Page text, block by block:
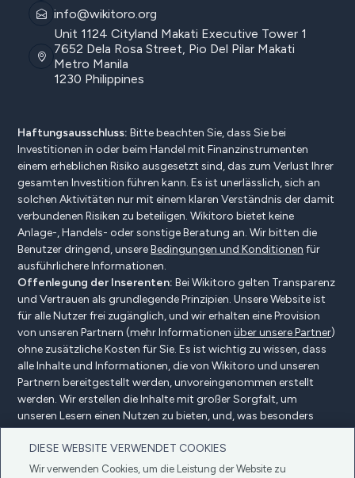
DIESE WEBSITE VERWENDET COOKIES
Wir verwenden Cookies, um die Leistung der Website zu
info@wikitoro.org
Unit 1124 Cityland Makati Executive Tower 1
7652 Dela Rosa Street, Pio Del Pilar Makati
Metro Manila
1230 Philippines
Haftungsausschluss: Bitte beachten Sie, dass Sie bei
Investitionen in oder beim Handel mit Finanzinstrumenten
einem erheblichen Risiko ausgesetzt sind, das zum Verlust Ihrer
gesamten Investition führen kann. Es ist unerlässlich, sich an
solchen Aktivitäten nur mit einem klaren Verständnis der damit
verbundenen Risiken zu beteiligen. Wikitoro bietet keine
Anlage-, Handels- oder sonstige Beratung an. Wir bitten die
Benutzer dringend, unsereBedingungen und Konditionen für
ausführlichere Informationen.
Offenlegung der Inserenten: Bei Wikitoro gelten Transparenz
und Vertrauen als grundlegende Prinzipien. Unsere Website ist
für alle Nutzer frei zugänglich, und wir erhalten eine Provision
von unseren Partnern (mehr Informationen über unsere Partner)
ohne zusätzliche Kosten für Sie. Es ist wichtig zu wissen, dass
alle Inhalte und Informationen, die von Wikitoro und unseren
Partnern bereitgestellt werden, unvoreingenommen erstellt
werden. Wir erstellen die Inhalte mit großer Sorgfalt, um
unseren Lesern einen Nutzen zu bieten, und, was besonders
wichtig ist, sie werden nicht durch Vergütungsvereinbarungen
mit unseren Partnern beeinflusst.